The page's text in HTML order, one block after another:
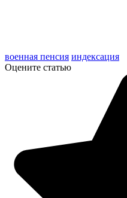
военная пенсия индексация
Оцените статью